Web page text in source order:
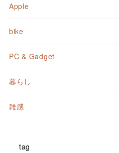
Apple
bike
PC & Gadget
暮らし
雑感
tag